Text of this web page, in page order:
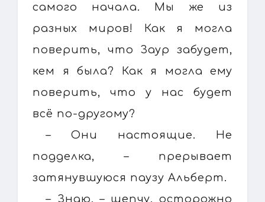
самого начала. Мы же из
разных миров! Как я могла
поверить, что Заур забудет,
кем я была? Как я могла ему
поверить, что у нас будет
всё по-другому?
– Они настоящие. Не
подделка, – прерывает
затянувшуюся паузу Альберт.
– Знаю, – шепчу, осторожно